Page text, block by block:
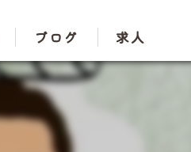
ブログ 求人